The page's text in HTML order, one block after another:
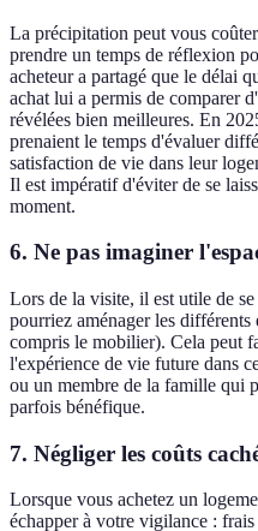
La précipitation peut vous
prendre un temps de réflexion
acheteur a partagé que le délai
achat lui a permis de comparer
révélées bien meilleures. En
prenaient le temps d'évaluer
satisfaction de vie dans leur
Il est impératif d'éviter de se
moment.
6. Ne pas imaginer
Lors de la visite, il est utile de
pourriez aménager les différents
compris le mobilier). Cela peut
l'expérience de vie future dans
ou un membre de la famille qui
parfois bénéfique.
7. Négliger les coûts
Lorsque vous achetez un
échapper à votre vigilance :